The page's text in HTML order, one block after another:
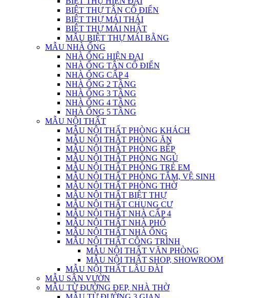
BIỆT THỰ TÂN CỔ ĐIỂN
BIỆT THỰ MÁI THÁI
BIỆT THỰ MÁI NHẬT
MẪU BIỆT THỰ MÁI BẰNG
MẪU NHÀ ỐNG
NHÀ ỐNG HIỆN ĐẠI
NHÀ ỐNG TÂN CỔ ĐIỂN
NHÀ ỐNG CẤP 4
NHÀ ỐNG 2 TẦNG
NHÀ ỐNG 3 TẦNG
NHÀ ỐNG 4 TẦNG
NHÀ ỐNG 5 TẦNG
MẪU NỘI THẤT
MẪU NỘI THẤT PHÒNG KHÁCH
MẪU NỘI THẤT PHÒNG ĂN
MẪU NỘI THẤT PHÒNG BẾP
MẪU NỘI THẤT PHÒNG NGỦ
MẪU NỘI THẤT PHÒNG TRẺ EM
MẪU NỘI THẤT PHÒNG TẮM, VỆ SINH
MẪU NỘI THẤT PHÒNG THỜ
MẪU NỘI THẤT BIỆT THỰ
MẪU NỘI THẤT CHUNG CƯ
MẪU NỘI THẤT NHÀ CẤP 4
MẪU NỘI THẤT NHÀ PHỐ
MẪU NỘI THẤT NHÀ ỐNG
MẪU NỘI THẤT CÔNG TRÌNH
MẪU NỘI THẤT VĂN PHÒNG
MẪU NỘI THẤT SHOP, SHOWROOM
MẪU NỘI THẤT LÂU ĐÀI
MẪU SÂN VƯỜN
MẪU TỪ ĐƯỜNG ĐẸP, NHÀ THỜ